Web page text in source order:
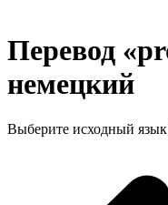
Перевод
немецкий
Выберите исходный язык